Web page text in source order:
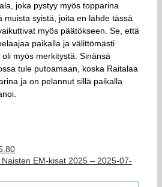
joka pystyy myös topparina
muista syistä, joita en lähde tässä
myös päätökseen. Se, että
paikalla ja välittömästi
myös merkitystä. Sinänsä
tule putoamaan, koska Raitalaa
ja on pelannut sillä paikalla
EM-kisat 2025 – 2025-07-